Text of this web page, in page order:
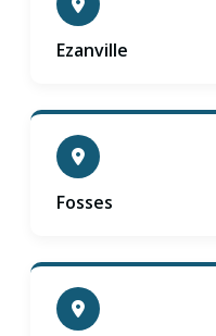
Ezanville
Fosses